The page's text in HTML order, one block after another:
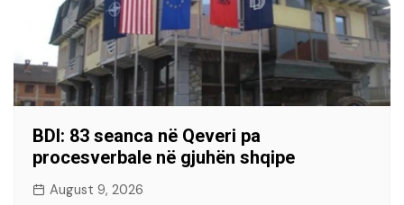
BDI: 83 seanca në Qeveri pa
procesverbale në gjuhën shqipe
August 9, 2026